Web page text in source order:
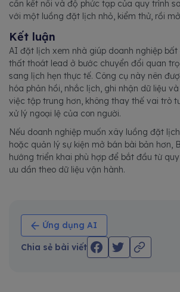
cần kết nối và độ phức tạp của quy trình
với một luồng đặt lịch nhỏ, kiểm thử, rồi
Kết luận
AI đặt lịch xem nhà giúp doanh nghiệp
thất thoát lead ở bước chuyển đổi quan
sang lịch hẹn thực tế. Công cụ này nên
hóa phản hồi, nhắc lịch, ghi nhận dữ liệu
việc tập trung hơn, không thay thế vai trò
xử lý ngoại lệ của con người.
Nếu doanh nghiệp muốn xây luồng đặt
hoặc quản lý sự kiện mở bán bài bản hơn,
hướng triển khai phù hợp để bắt đầu từ
ưu dần theo dữ liệu vận hành.
Ứng dụng AI
Chia sẻ bài viết